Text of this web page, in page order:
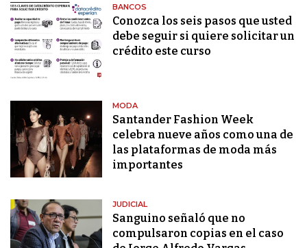
BANCOS
Conozca los seis pasos que usted
debe seguir si quiere solicitar un
crédito este curso
MODA
Santander Fashion Week
celebra nueve años como una de
las plataformas de moda más
importantes
JUDICIAL
Sanguino señaló que no
compulsaron copias en el caso